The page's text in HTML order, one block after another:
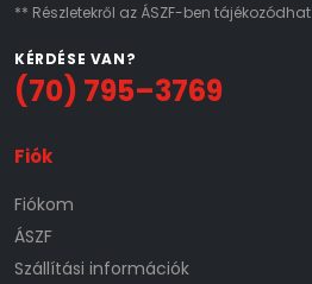
** Részletekről az ÁSZF-ben tájékozódhat
KÉRDÉSE VAN?
(70) 795–3769
Fiók
Fiókom
ÁSZF
Szállítási információk